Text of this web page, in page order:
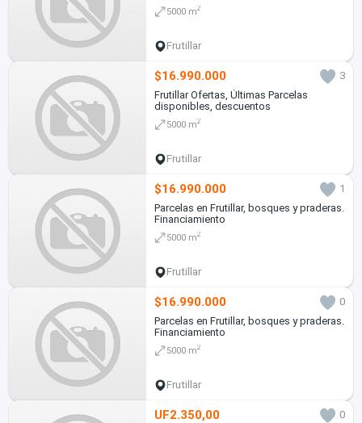
5000 m2
Frutillar
$16.990.000
3
Frutillar Ofertas, Últimas Parcelas
disponibles, descuentos
5000 m2
Frutillar
$16.990.000
1
Parcelas en Frutillar, bosques y praderas.
Financiamiento
5000 m2
Frutillar
$16.990.000
0
Parcelas en Frutillar, bosques y praderas.
Financiamiento
5000 m2
Frutillar
UF2.350,00 0